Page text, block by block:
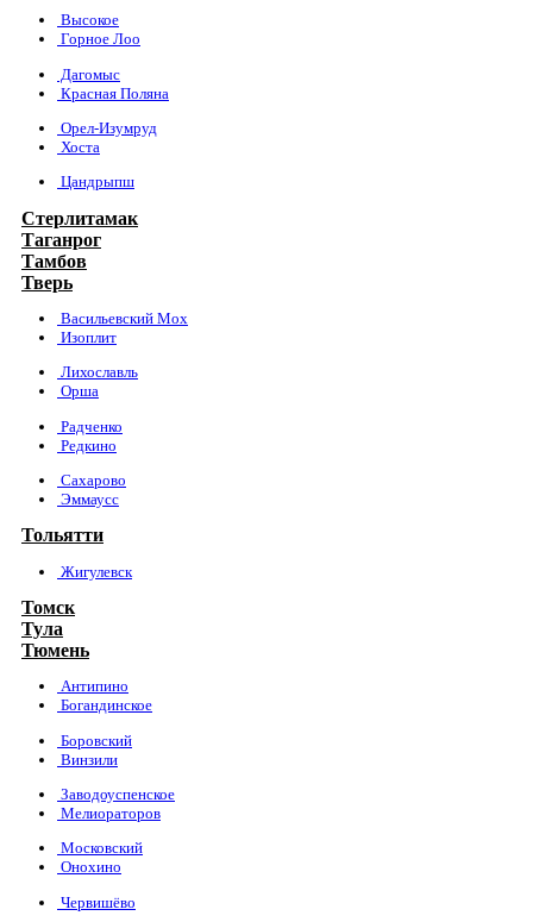
Высокое
Горное Лоо
Дагомыс
Красная Поляна
Орел-Изумруд
Хоста
Цандрыпш
Стерлитамак
Таганрог
Тамбов
Тверь
Васильевский Мох
Изоплит
Лихославль
Орша
Радченко
Редкино
Сахарово
Эммаусс
Тольятти
Жигулевск
Томск
Тула
Тюмень
Антипино
Богандинское
Боровский
Винзили
Заводоуспенское
Мелиораторов
Московский
Онохино
Червишёво